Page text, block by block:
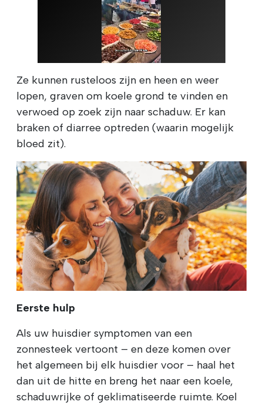
Ze kunnen rusteloos zijn en heen en weer
lopen, graven om koele grond te vinden en
verwoed op zoek zijn naar schaduw. Er kan
braken of diarree optreden (waarin mogelijk
bloed zit).
Eerste hulp
Als uw huisdier symptomen van een
zonnesteek vertoont – en deze komen over
het algemeen bij elk huisdier voor – haal het
dan uit de hitte en breng het naar een koele,
schaduwrijke of geklimatiseerde ruimte. Koel